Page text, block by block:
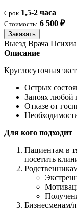
Срок 1,5-2 часа
Стоимость: 6 500 ₽
Заказать
Выезд Врача
Описание
Круглосуточная
Острых
Запоях любой
Отказе от
Для кого подходит
Пациентам в
посетить
Бизнесменам/